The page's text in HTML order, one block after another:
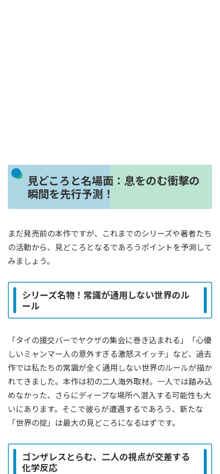
見どころと名場面：息をのむ衝撃の
瞬間を先行予測！
まだ発売前の本作ですが、これまでのシリーズや著者たち
の活動から、見どころとなるであろうポイントを予測して
みましょう。
シリーズ名物！常識が通用しない世界のル
ール
「タイの援交バーでヤクザの集会に巻き込まれる」「心優
しいミャンマー人の意外すぎる激怒スイッチ」など、過去
作では私たちの常識が全く通用しない世界のルールが描か
れてきました。本作は初の二人海外取材。一人では踏み込
めなかった、さらにディープな場所へ潜入する可能性も大
いにあります。そこで彼らが遭遇するであろう、新たな
「世界の掟」は最大の見どころになるはずです。
ゴンザレスとらむ、二人の視点が交差する
化学反応